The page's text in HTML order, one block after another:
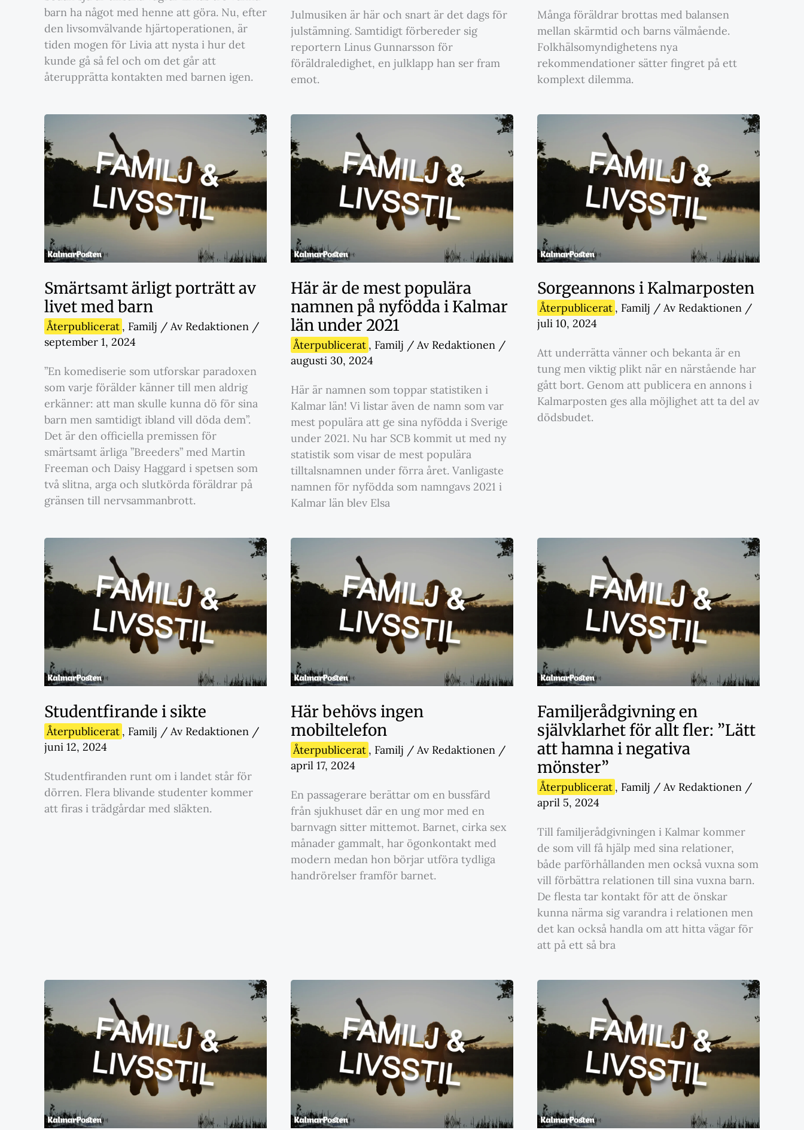
barn ha något med henne att göra. Nu, efter
den livsomvälvande hjärtoperationen, är
tiden mogen för Livia att nysta i hur det
kunde gå så fel och om det går att
återupprätta kontakten med barnen igen.
Julmusiken är här och snart är det dags för
julstämning. Samtidigt förbereder sig
reportern Linus Gunnarsson för
föräldraledighet, en julklapp han ser fram
emot.
Många föräldrar brottas med balansen
mellan skärmtid och barns välmående.
Folkhälsomyndighetens nya
rekommendationer sätter fingret på ett
komplext dilemma.
Smärtsamt ärligt porträtt av
livet med barn
Återpublicerat , Familj / Av Redaktionen /
september 1, 2024
”En komediserie som utforskar paradoxen
som varje förälder känner till men aldrig
erkänner: att man skulle kunna dö för sina
barn men samtidigt ibland vill döda dem”.
Det är den officiella premissen för
smärtsamt ärliga ”Breeders” med Martin
Freeman och Daisy Haggard i spetsen som
två slitna, arga och slutkörda föräldrar på
gränsen till nervsammanbrott.
Här är de mest populära
namnen på nyfödda i Kalmar
län under 2021
Återpublicerat , Familj / Av Redaktionen /
augusti 30, 2024
Här är namnen som toppar statistiken i
Kalmar län! Vi listar även de namn som var
mest populära att ge sina nyfödda i Sverige
under 2021. Nu har SCB kommit ut med ny
statistik som visar de mest populära
tilltalsnamnen under förra året. Vanligaste
namnen för nyfödda som namngavs 2021 i
Kalmar län blev Elsa
Sorgeannons i Kalmarposten
Återpublicerat , Familj / Av Redaktionen /
juli 10, 2024
Att underrätta vänner och bekanta är en
tung men viktig plikt när en närstående har
gått bort. Genom att publicera en annons i
Kalmarposten ges alla möjlighet att ta del av
dödsbudet.
Studentfirande i sikte
Återpublicerat , Familj / Av Redaktionen /
juni 12, 2024
Studentfiranden runt om i landet står för
dörren. Flera blivande studenter kommer
att firas i trädgårdar med släkten.
Här behövs ingen
mobiltelefon
Återpublicerat , Familj / Av Redaktionen /
april 17, 2024
En passagerare berättar om en bussfärd
från sjukhuset där en ung mor med en
barnvagn sitter mittemot. Barnet, cirka sex
månader gammalt, har ögonkontakt med
modern medan hon börjar utföra tydliga
handrörelser framför barnet.
Familjerådgivning en
självklarhet för allt fler: ”Lätt
att hamna i negativa
mönster”
Återpublicerat , Familj / Av Redaktionen /
april 5, 2024
Till familjerådgivningen i Kalmar kommer
de som vill få hjälp med sina relationer,
både parförhållanden men också vuxna som
vill förbättra relationen till sina vuxna barn.
De flesta tar kontakt för att de önskar
kunna närma sig varandra i relationen men
det kan också handla om att hitta vägar för
att på ett så bra